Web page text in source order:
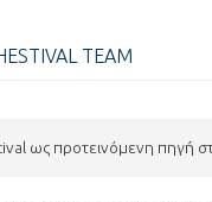
TEAM
ως προτεινόμενη πηγή